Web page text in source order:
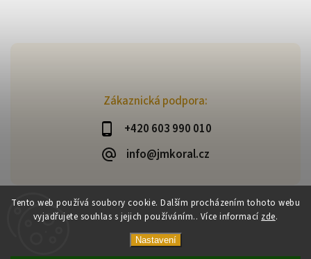
Tento web používá soubory cookie. Dalším procházením tohoto webu
vyjadřujete souhlas s jejich používáním.. Více informací zde.
Nastavení
Zákaznická podpora:
+420 603 990 010
info@jmkoral.cz
Copyright 2026ESHOP JM KORAL. Všechna práva vyhrazena.
VytvořilShoptet| Design